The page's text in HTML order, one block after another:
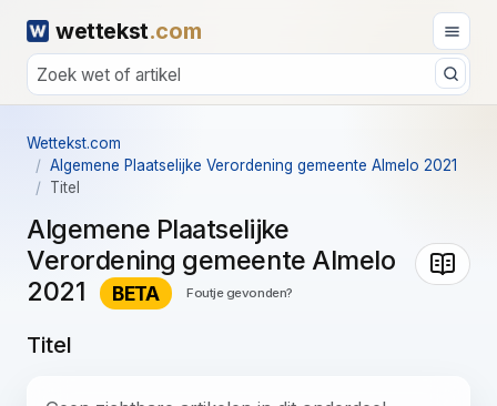
wettekst.com
Wettekst.com
Algemene Plaatselijke Verordening gemeente Almelo 2021
Titel
Algemene Plaatselijke
Verordening gemeente Almelo
2021
BETA Foutje gevonden?
Titel